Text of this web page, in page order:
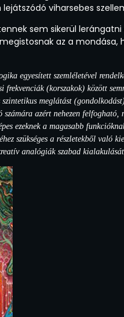
viharsebes
sem sikerül
az a mondása,
egyesített szemléletével
frekvenciák (korszakok) között
meglátást
számára azért nehezen
ezeknek a magasabb
szükséges a részletekből való
analógiák szabad